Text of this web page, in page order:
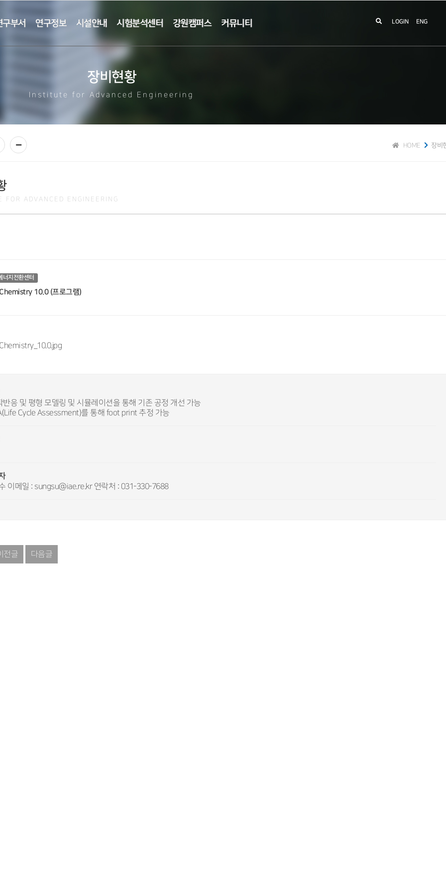
구부서 연구정보 시설안내 시험분석센터 강원캠퍼스 커뮤니티 LOGIN ENG
장비현황
Institute for Advanced Engineering
장비
HOME
FOR ADVANCED ENGINEERING
너지전환센터
10.0 (프로그램)
반응 및 평형 모델링 및 시뮬레이션을 통해 기존 공정 개선 가능
Cycle Assessment)를 통해 foot print 추정 가능
이메일 : sungsu@iae.re.kr 연락처 : 031-330-7688
전글 다음글